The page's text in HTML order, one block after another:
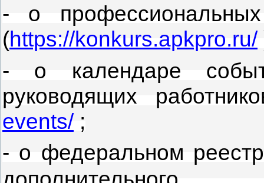
- о
(https://konkurs.apkpro.ru/
- о календаре
руководящих
events/;
- о федеральном